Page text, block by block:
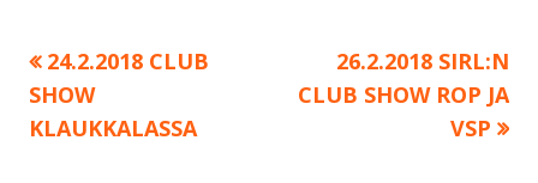
Artikkelien
selaus
Edellinen:
24.2.2018 CLUB
SHOW
KLAUKKALASSA
Seuraava:
26.2.2018 SIRL:N
CLUB SHOW ROP JA
VSP